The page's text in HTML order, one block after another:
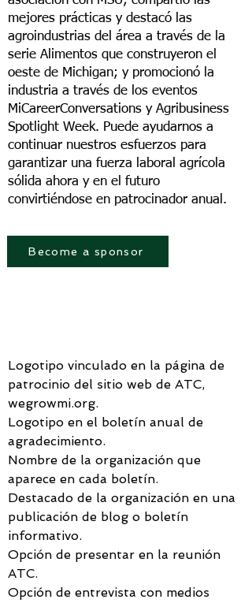
mejores prácticas y destacó las
agroindustrias del área a través de la
serie Alimentos que construyeron el
oeste de Michigan; y promocionó la
industria a través de los eventos
MiCareerConversations y Agribusiness
Spotlight Week. Puede ayudarnos a
continuar nuestros esfuerzos para
garantizar una fuerza laboral agrícola
sólida ahora y en el futuro
convirtiéndose en patrocinador anual.
Become a sponsor
Logotipo vinculado en la página de
patrocinio del sitio web de ATC,
wegrowmi.org.
Logotipo en el boletín anual de
agradecimiento.
Nombre de la organización que
aparece en cada boletín.
Destacado de la organización en una
publicación de blog o boletín
informativo.
Opción de presentar en la reunión
ATC.
Opción de entrevista con medios